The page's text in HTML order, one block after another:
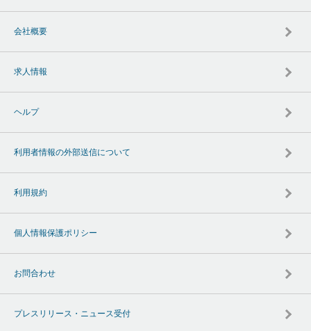
会社概要
求人情報
ヘルプ
利用者情報の外部送信について
利用規約
個人情報保護ポリシー
お問合わせ
プレスリリース・ニュース受付